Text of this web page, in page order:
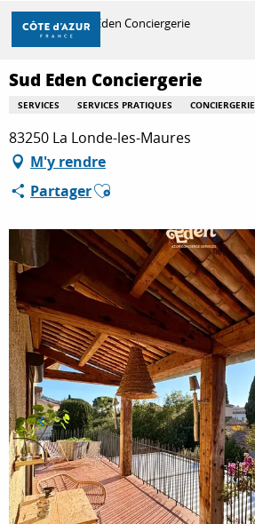
Aller
contenu
principal
DÉCOUVRIR
À FAIRE
SÉJOURNER
Accueil Sud Eden Conciergerie
Sud Eden Conciergerie
SERVICES SERVICES PRATIQUES CONCIERGERIE
83250 La Londe-les-Maures
M'y rendre
PartagerAjouter aux favoris